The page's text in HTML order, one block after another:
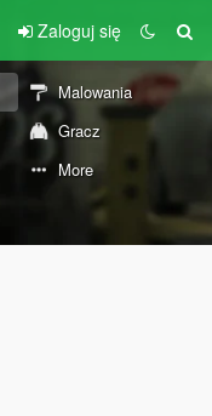
Zaloguj się
Malowania
Gracz
More